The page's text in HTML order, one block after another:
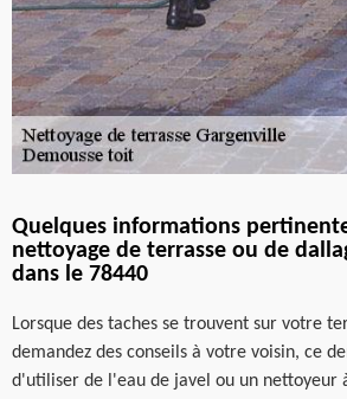
Quelques informations
nettoyage de terrasse ou de
dans le 78440
Lorsque des taches se trouvent sur votre
demandez des conseils à votre voisin, ce
d'utiliser de l'eau de javel ou un nettoyeur